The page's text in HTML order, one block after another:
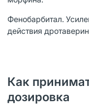
Фенобарбитал.
действия
Как
дозировка